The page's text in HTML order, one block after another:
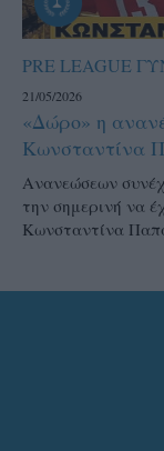
PRE LEAGUE
21/05/2026
«Δώρο» η
Κωνσταντίνα
Ανανεώσεων
την σημερινή να
Κωνσταντίνα